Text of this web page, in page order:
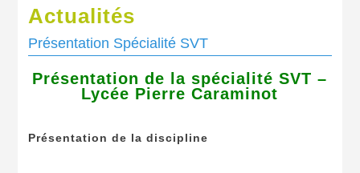
Actualités
Présentation Spécialité SVT
Présentation de la spécialité SVT –
Lycée Pierre Caraminot
Présentation de la discipline